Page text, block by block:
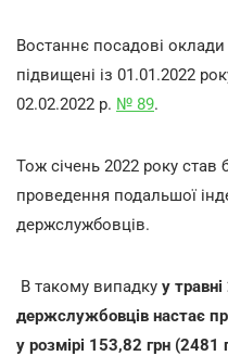
Востаннє посадові
підвищені із 01.01.2022
02.02.2022 р. № 89.
Тож січень 2022 року
проведення подальшої
держслужбовців.
В такому випадку у
держслужбовців настає
у розмірі 153,82 грн (2481